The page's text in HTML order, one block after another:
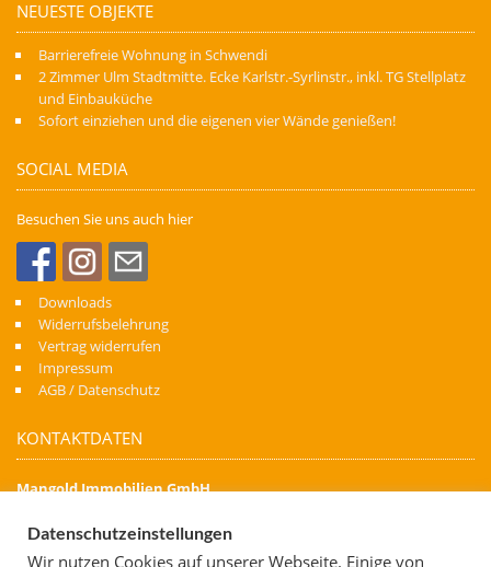
NEUESTE OBJEKTE
Barrierefreie Wohnung in Schwendi
2 Zimmer Ulm Stadtmitte. Ecke Karlstr.-Syrlinstr., inkl. TG Stellplatz
und Einbauküche
Sofort einziehen und die eigenen vier Wände genießen!
SOCIAL MEDIA
Besuchen Sie uns auch hier
Downloads
Widerrufsbelehrung
Vertrag widerrufen
Impressum
AGB / Datenschutz
KONTAKTDATEN
Mangold Immobilien GmbH
Kapellenstraße 74
88471 Laupheim
Datenschutzeinstellungen
Wir nutzen Cookies auf unserer Webseite. Einige von